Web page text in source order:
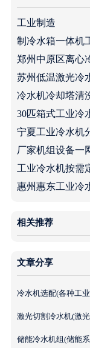
工业制造
制冷水箱一体机
郑州中原区离心
苏州低温激光冷
冷水机冷却塔清
30匹箱式工业冷
宁夏工业冷水机
厂家机组设备一
工业冷水机按需
惠州惠东工业冷
相关推荐
文章分享
冷水机选配(各种工
激光切割冷水机(激
储能冷水机组(储能